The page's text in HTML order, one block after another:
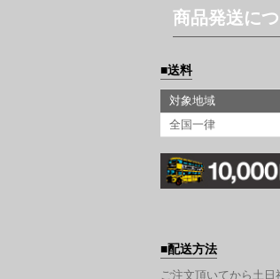
商品発送に
送料
対象地域
全国一律
配送方法
ご注文頂いてから土日